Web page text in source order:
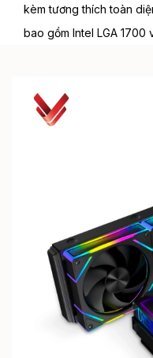
kèm tương thích toàn
bao gồm Intel LGA 1700